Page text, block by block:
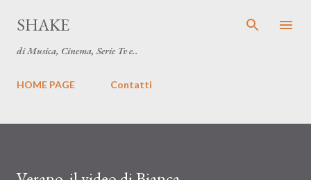
SHAKE
di Musica, Cinema, Serie Tv e..
HOME PAGE Contatti